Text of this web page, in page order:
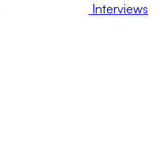
Interviews